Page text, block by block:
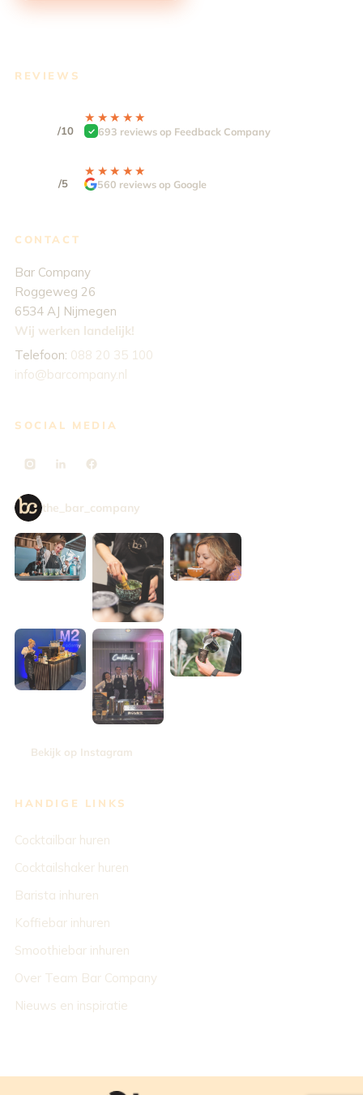
REVIEWS
/10
★★★★★
★★★★★
693 reviews op Feedback Company
/5
★★★★★
★★★★★
560 reviews op Google
CONTACT
Bar Company
Roggeweg 26
6534 AJ Nijmegen
Wij werken landelijk!
Telefoon: 088 20 35 100
info@barcompany.nl
SOCIAL MEDIA
the_bar_company
Bekijk op Instagram
HANDIGE LINKS
Cocktailbar huren
Cocktailshaker huren
Barista inhuren
Koffiebar inhuren
Smoothiebar inhuren
Over Team Bar Company
Nieuws en inspiratie